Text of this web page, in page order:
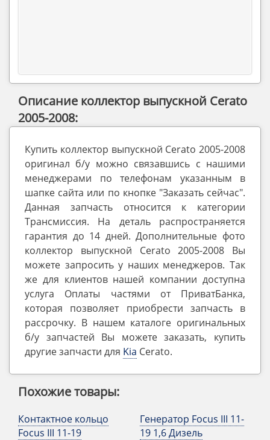
Описание коллектор выпускной Cerato
2005-2008:
Купить коллектор выпускной Cerato 2005-2008
оригинал б/у можно связавшись с нашими
менеджерами по телефонам указанным в
шапке сайта или по кнопке "Заказать сейчас".
Данная запчасть относится к категории
Трансмиссия. На деталь распространяется
гарантия до 14 дней. Дополнительные фото
коллектор выпускной Cerato 2005-2008 Вы
можете запросить у наших менеджеров. Так
же для клиентов нашей компании доступна
услуга Оплаты частями от ПриватБанка,
которая позволяет приобрести запчасть в
рассрочку. В нашем каталоге оригинальных
б/у запчастей Вы можете заказать, купить
другие запчасти для Kia Cerato.
Похожие товары:
Контактное кольцо
Focus III 11-19
Генератор Focus III 11-
19 1,6 Дизель